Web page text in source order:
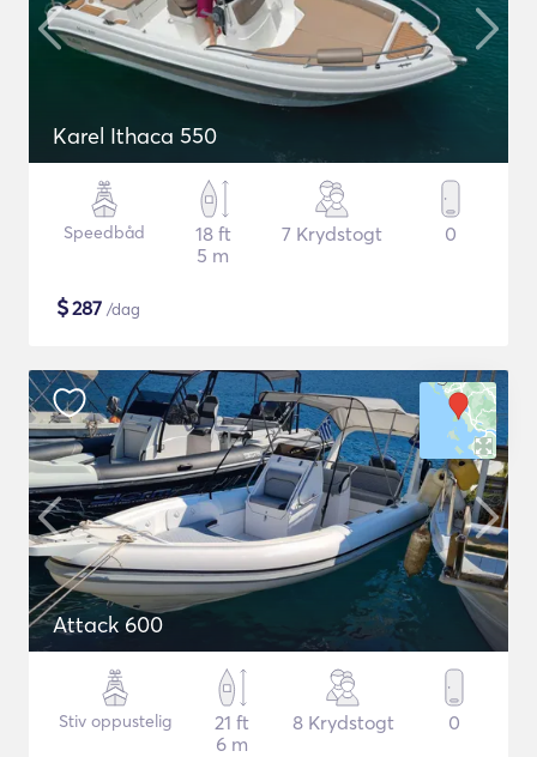
Karel Ithaca 550
Speedbåd
18 ft
5 m
7 Krydstogt 0
$287 /dag
Attack 600
Stiv oppustelig
21 ft
6 m
8 Krydstogt 0